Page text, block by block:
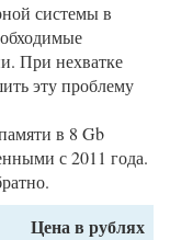
системы в
При нехватке
эту проблему
в 8 Gb
с 2011 года.
Цена в рублях